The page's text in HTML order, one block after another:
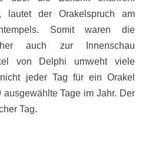
lautet der Orakelspruch am
Somit waren die
auch zur Innenschau
von Delphi umweht viele
jeder Tag für ein Orakel
ausgewählte Tage im Jahr. Der
Tag.